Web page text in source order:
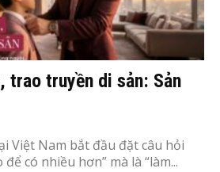
trao truyền di sản: Sản
Việt Nam bắt đầu đặt câu hỏi
có nhiều hơn” mà là “làm...